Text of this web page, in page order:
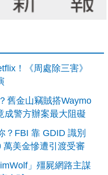
！《周處除三害》
舊金山竊賊搭Waymo
成警方辦案最大阻礙
？FBI 靠 GDID 識別
美金慘遭引渡受審
」殭屍網路主謀